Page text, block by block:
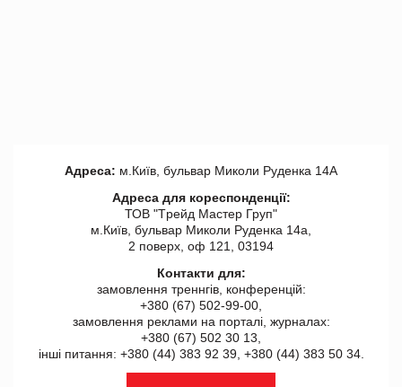
Адреса: м.Київ, бульвар Миколи Руденка 14А
Адреса для кореспонденції:
ТОВ "Tрейд Мастер Груп"
м.Київ, бульвар Миколи Руденка 14а,
2 поверх, оф 121, 03194
Контакти для:
замовлення треннгів, конференцій:
+380 (67) 502-99-00,
замовлення реклами на порталі, журналах:
+380 (67) 502 30 13,
інші питання: +380 (44) 383 92 39, +380 (44) 383 50 34.